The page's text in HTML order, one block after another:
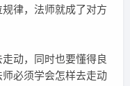
律，法师就成了对方
动，同时也要懂得良
必须学会怎样去走动